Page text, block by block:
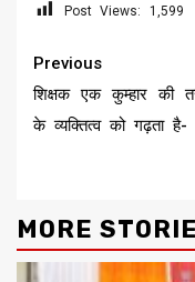
Post Views: 1,599
Continue
Reading
Previous
शिक्षक एक कुम्हार की
के व्यक्तित्व को गढ़ता है-
MORE